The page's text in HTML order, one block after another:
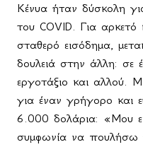
Κένυα ήταν δύσκολη
του COVID. Για αρκετό
σταθερό εισόδημα,
δουλειά στην άλλη: σε
εργοτάξιο και αλλού.
για έναν γρήγορο και
6.000 δολάρια: «Μου
συμφωνία να πουλήσω